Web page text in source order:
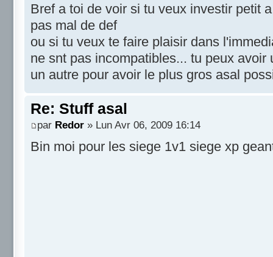
Bref a toi de voir si tu veux investir petit
pas mal de def
ou si tu veux te faire plaisir dans
ne snt pas incompatibles... tu peux avoir
un autre pour avoir le plus gros asal
Re: Stuff asal
par Redor » Lun Avr 06, 2009 16:14
Bin moi pour les siege 1v1 siege xp